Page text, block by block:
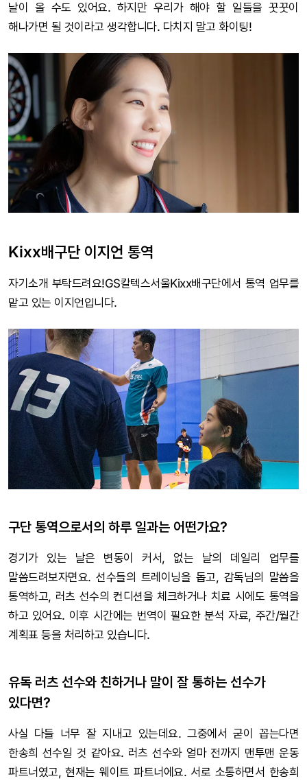
날이 올 수도 있어요. 하지만 우리가 해야 할 일들을 꿋꿋이
해나가면 될 것이라고 생각합니다. 다치지 말고 화이팅!
Kixx배구단 이지언 통역
자기소개 부탁드려요!GS칼텍스서울Kixx배구단에서 통역 업무를
맡고 있는 이지언입니다.
구단 통역으로서의 하루 일과는 어떤가요?
경기가 있는 날은 변동이 커서, 없는 날의 데일리 업무를
말씀드려보자면요. 선수들의 트레이닝을 돕고, 감독님의 말씀을
통역하고, 러츠 선수의 컨디션을 체크하거나 치료 시에도 통역을
하고 있어요. 이후 시간에는 번역이 필요한 분석 자료, 주간/월간
계획표 등을 처리하고 있습니다.
유독 러츠 선수와 친하거나 말이 잘 통하는 선수가
있다면?
사실 다들 너무 잘 지내고 있는데요. 그중에서 굳이 꼽는다면
한송희 선수일 것 같아요. 러츠 선수와 얼마 전까지 맨투맨 운동
파트너였고, 현재는 웨이트 파트너에요. 서로 소통하면서 한송희